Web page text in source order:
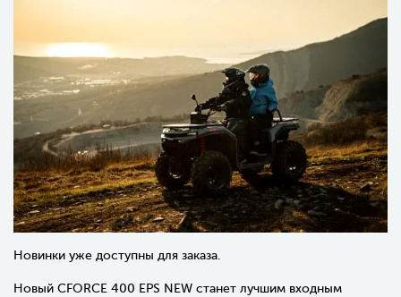
Новинки уже доступны для заказа.
Новый CFORCE 400 EPS NEW станет лучшим входным